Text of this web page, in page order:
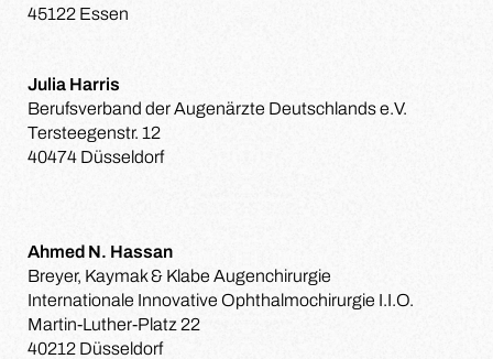
45122 Essen
Julia Harris
Berufsverband der Augenärzte Deutschlands e.V.
Tersteegenstr. 12
40474 Düsseldorf
Ahmed N. Hassan
Breyer, Kaymak & Klabe Augenchirurgie
Internationale Innovative Ophthalmochirurgie I.I.O.
Martin-Luther-Platz 22
40212 Düsseldorf